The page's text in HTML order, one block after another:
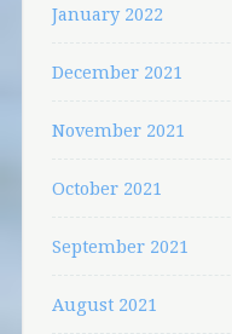
January 2022
December 2021
November 2021
October 2021
September 2021
August 2021